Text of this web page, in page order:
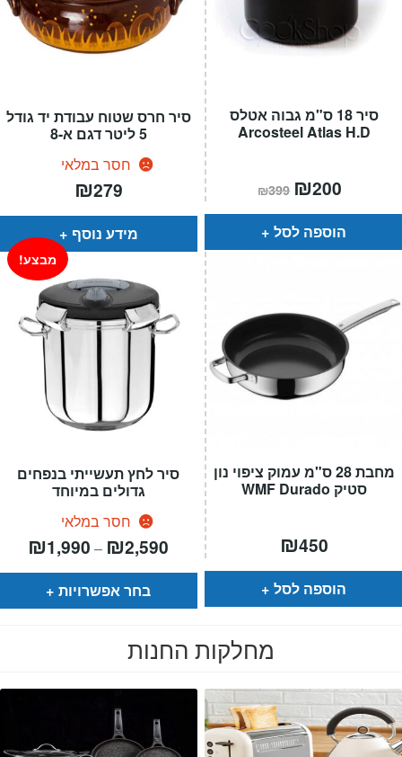
סיר חרס שטוח עבודת יד גודל
5 ליטר דגם א-8
חסר במלאי
₪279
מידע נוסף
סיר 18 ס"מ גבוה אטלס
Arcosteel Atlas H.D
₪399 המחיר
המקורי
היה:
₪399.
₪200
הוא:
הוספה לסל
סיר לחץ תעשייתי בנפחים
גדולים במיוחד
חסר במלאי
מבצע!
₪1,990 – ₪2,590 מחירים:
⁦₪1,990⁩
בחר אפשרויות
מחבת 28 ס"מ עמוק ציפוי נון
סטיק WMF Durado
₪450
הוספה לסל
מחלקות החנות